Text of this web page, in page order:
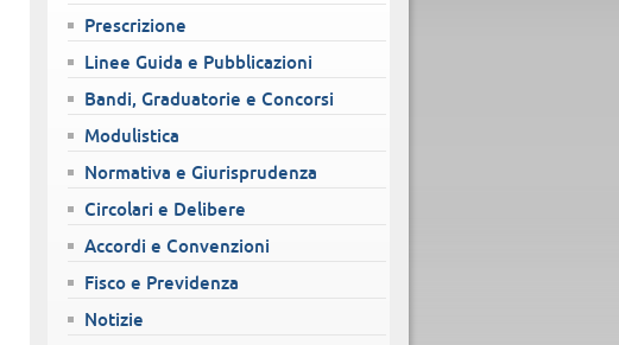
Prescrizione
Linee Guida e Pubblicazioni
Bandi, Graduatorie e Concorsi
Modulistica
Normativa e Giurisprudenza
Circolari e Delibere
Accordi e Convenzioni
Fisco e Previdenza
Notizie